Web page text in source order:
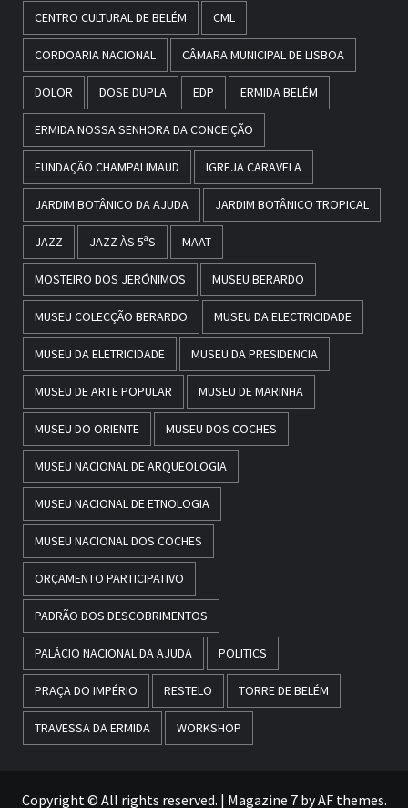
CENTRO CULTURAL DE BELÉM CML
CORDOARIA NACIONAL CÂMARA MUNICIPAL DE LISBOA
DOLOR DOSE DUPLA EDP ERMIDA BELÉM
ERMIDA NOSSA SENHORA DA CONCEIÇÃO
FUNDAÇÃO CHAMPALIMAUD IGREJA CARAVELA
JARDIM BOTÂNICO DA AJUDA JARDIM BOTÂNICO TROPICAL
JAZZ JAZZ ÀS 5ªS MAAT
MOSTEIRO DOS JERÓNIMOS MUSEU BERARDO
MUSEU COLECÇÃO BERARDO MUSEU DA ELECTRICIDADE
MUSEU DA ELETRICIDADE MUSEU DA PRESIDENCIA
MUSEU DE ARTE POPULAR MUSEU DE MARINHA
MUSEU DO ORIENTE MUSEU DOS COCHES
MUSEU NACIONAL DE ARQUEOLOGIA
MUSEU NACIONAL DE ETNOLOGIA
MUSEU NACIONAL DOS COCHES
ORÇAMENTO PARTICIPATIVO
PADRÃO DOS DESCOBRIMENTOS
PALÁCIO NACIONAL DA AJUDA POLITICS
PRAÇA DO IMPÉRIO RESTELO TORRE DE BELÉM
TRAVESSA DA ERMIDA WORKSHOP
Copyright © All rights reserved. | Magazine 7by AF themes.